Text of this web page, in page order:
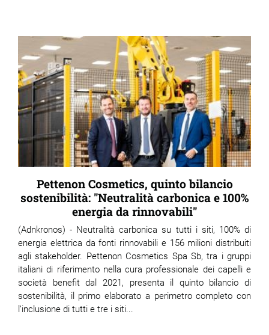
Pettenon Cosmetics, quinto bilancio
sostenibilità: "Neutralità carbonica e 100%
energia da rinnovabili"
(Adnkronos) - Neutralità carbonica su tutti i siti, 100% di
energia elettrica da fonti rinnovabili e 156 milioni distribuiti
agli stakeholder. Pettenon Cosmetics Spa Sb, tra i gruppi
italiani di riferimento nella cura professionale dei capelli e
società benefit dal 2021, presenta il quinto bilancio di
sostenibilità, il primo elaborato a perimetro completo con
l’inclusione di tutti e tre i siti...